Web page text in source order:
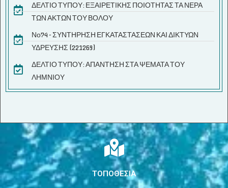
ΔΕΛΤΙΟ ΤΥΠΟΥ: ΕΞΑΙΡΕΤΙΚΗΣ ΠΟΙΟΤΗΤΑΣ ΤΑ ΝΕΡΑ
ΤΩΝ ΑΚΤΩΝ ΤΟΥ ΒΟΛΟΥ
Νο74 - ΣΥΝΤΗΡΗΣΗ ΕΓΚΑΤΑΣΤΑΣΕΩΝ ΚΑΙ ΔΙΚΤΥΩΝ
ΥΔΡΕΥΣΗΣ (221269)
ΔΕΛΤΙΟ ΤΥΠΟΥ: ΑΠΑΝΤΗΣΗ ΣΤΑ ΨΕΜΑΤΑ ΤΟΥ
ΛΗΜΝΙΟΥ
ΤΟΠΟΘΕΣΙΑ